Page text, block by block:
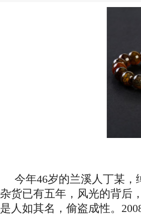
今年46岁的兰溪人丁某
杂货已有五年，风光的背后
是人如其名，偷盗成性。